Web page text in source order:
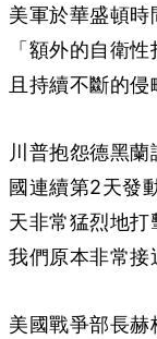
美軍於華盛頓
「額外的自衛
且持續不斷的侵
川普抱怨德黑
國連續第2天發
天非常猛烈地打
我們原本非常接
美國戰爭部長